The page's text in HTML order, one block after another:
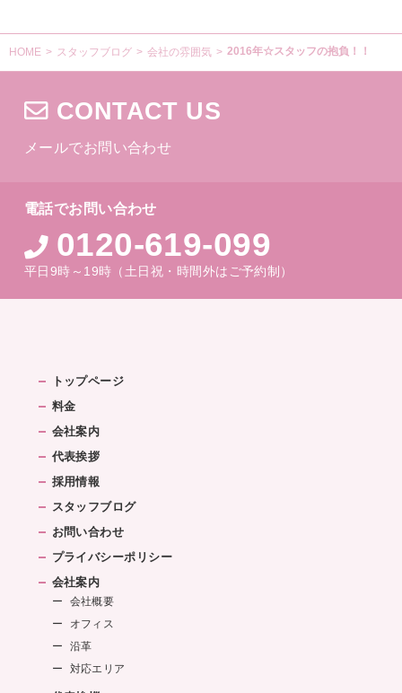
HOME > スタッフブログ > 会社の雰囲気 > 2016年☆スタッフの抱負！！
CONTACT US
メールでお問い合わせ
電話でお問い合わせ
0120-619-099
平日9時～19時（土日祝・時間外はご予約制）
トップページ
料金
会社案内
代表挨拶
採用情報
スタッフブログ
お問い合わせ
プライバシーポリシー
会社案内
会社概要
オフィス
沿革
対応エリア